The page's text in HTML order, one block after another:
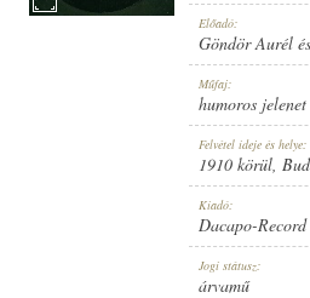
1910 KÖRÜL
Előadó:
Göndör Aurél
Műfaj:
humoros jelenet
Felvétel ideje és helye:
1910 körül,
Kiadó:
Dacapo-Record
Jogi státusz:
árvamű